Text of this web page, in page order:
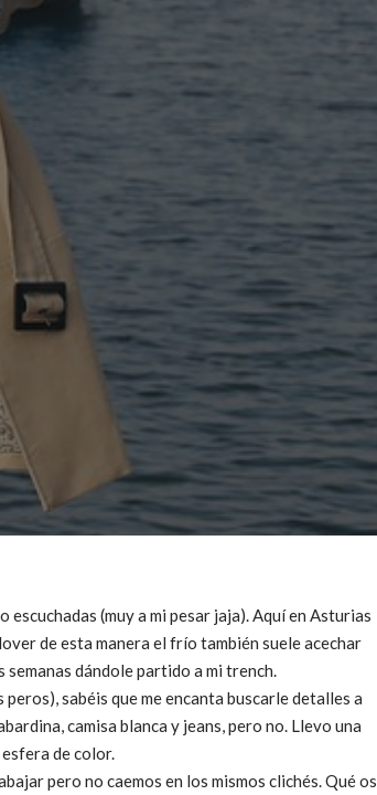
(muy a mi pesar jaja). Aquí en Asturias
de esta manera el frío también suele acechar
semanas dándole partido a mi trench.
sabéis que me encanta buscarle detalles a
camisa blanca y jeans, pero no. Llevo una
de color.
pero no caemos en los mismos clichés. Qué os